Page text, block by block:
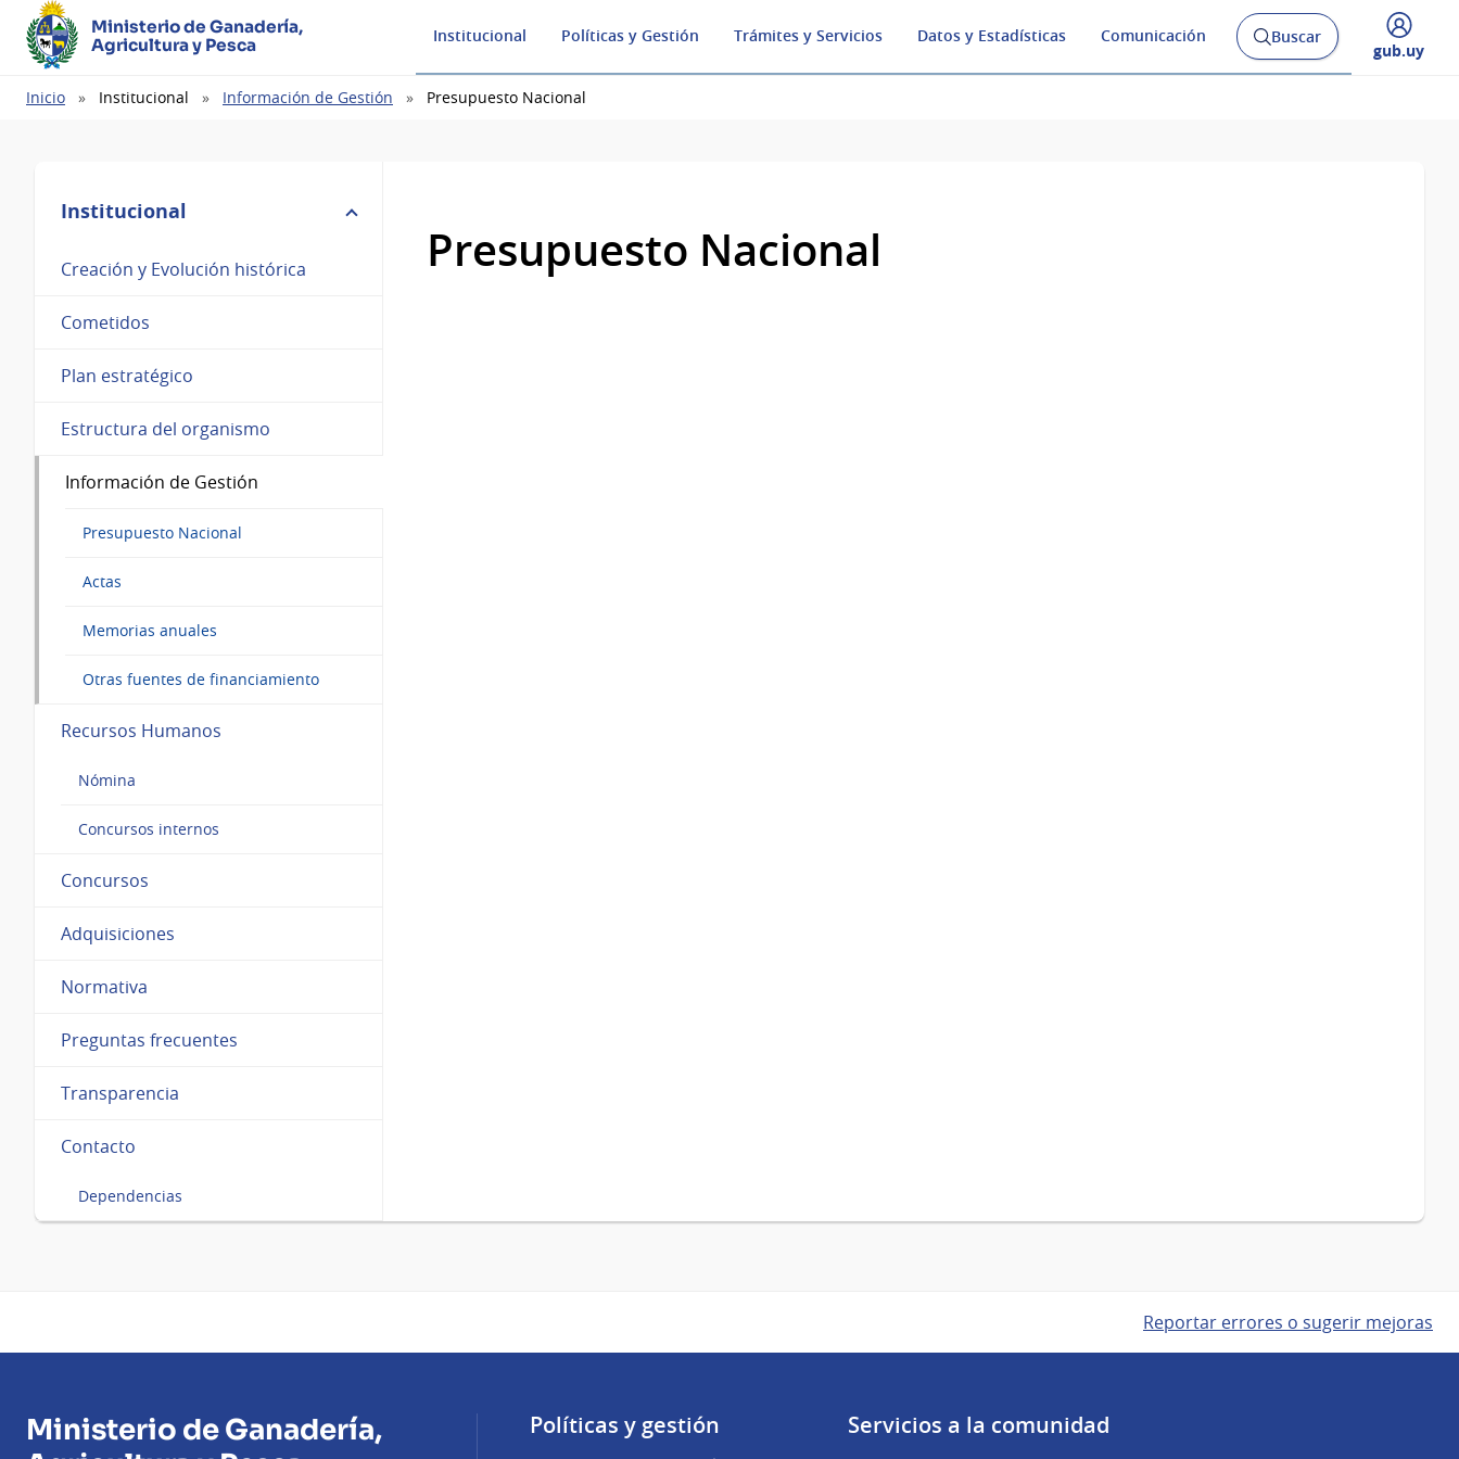
Ministerio de Ganadería,
Agricultura y Pesca
Institucional Políticas y Gestión Trámites y Servicios Datos y Estadísticas Comunicación
Abrir
buscador
Buscar
Desplegar
gub.uy
Ruta
Inicio Institucional Información de Gestión Presupuesto Nacional
Institucional
Creación y Evolución histórica
Cometidos
Plan estratégico
Estructura del organismo
Información de Gestión
Presupuesto Nacional
Actas
Memorias anuales
Otras fuentes de financiamiento
Recursos Humanos
Nómina
Concursos internos
Concursos
Adquisiciones
Normativa
Preguntas frecuentes
Transparencia
Contacto
Dependencias
Presupuesto Nacional
Reportar errores o sugerir mejoras
Ministerio de Ganadería,
Políticas y gestión Servicios a la comunidad